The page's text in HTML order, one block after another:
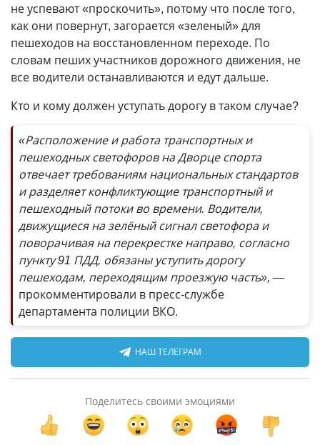
не успевают «проскочить», потому что после того,
как они повернут, загорается «зеленый» для
пешеходов на восстановленном переходе. По
словам пеших участников дорожного движения, не
все водители останавливаются и едут дальше.
Кто и кому должен уступать дорогу в таком случае?
«Расположение и работа транспортных и
пешеходных светофоров на Дворце спорта
отвечает требованиям национальных стандартов
и разделяет конфликтующие транспортный и
пешеходный потоки во времени. Водители,
движущиеся на зелёный сигнал светофора и
поворачивая на перекрестке направо, согласно
пункту 91 ПДД, обязаны уступить дорогу
пешеходам, переходящим проезжую часть», —
прокомментировали в пресс-службе
департамента полиции ВКО.
НАШ ТЕЛЕГРАМ
Поделитесь своими эмоциями